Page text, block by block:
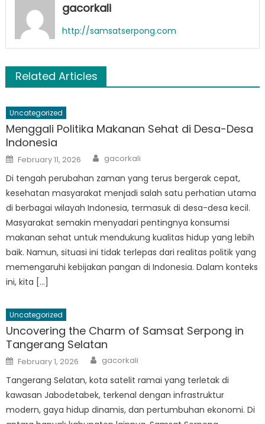
gacorkali
http://samsatserpong.com
Related Articles
Uncategorized
Menggali Politika Makanan Sehat di Desa-Desa
Indonesia
Posted
on
February 11, 2026 Author
gacorkali
Di tengah perubahan zaman yang terus bergerak cepat,
kesehatan masyarakat menjadi salah satu perhatian utama
di berbagai wilayah Indonesia, termasuk di desa-desa kecil.
Masyarakat semakin menyadari pentingnya konsumsi
makanan sehat untuk mendukung kualitas hidup yang lebih
baik. Namun, situasi ini tidak terlepas dari realitas politik yang
memengaruhi kebijakan pangan di Indonesia. Dalam konteks
ini, kita […]
Uncategorized
Uncovering the Charm of Samsat Serpong in
Tangerang Selatan
Posted
on
February 1, 2026 Author
gacorkali
Tangerang Selatan, kota satelit ramai yang terletak di
kawasan Jabodetabek, terkenal dengan infrastruktur
modern, gaya hidup dinamis, dan pertumbuhan ekonomi. Di